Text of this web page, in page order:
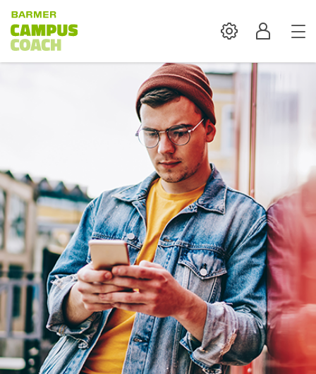
SettingsProfil